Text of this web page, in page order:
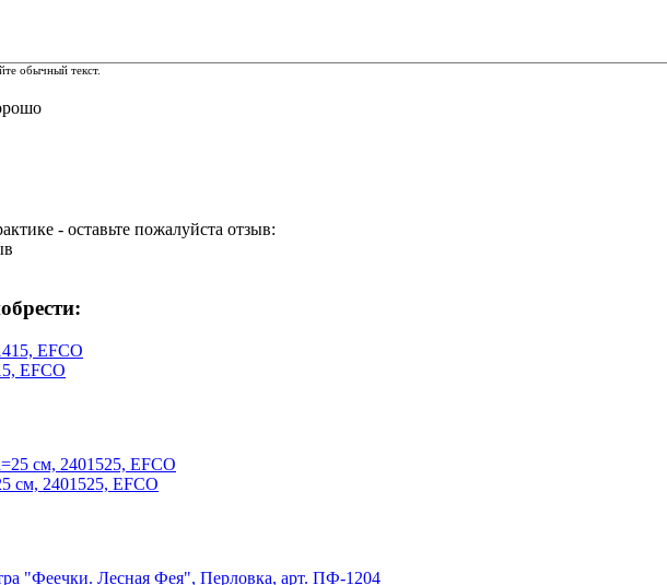
обычный текст.
- оставьте пожалуйста отзыв:
EFCO
см, 2401525, EFCO